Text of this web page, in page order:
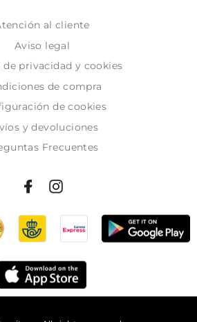
al cliente
Aviso legal
de privacidad y cookies
de compra
de cookies
y devoluciones
Frecuentes